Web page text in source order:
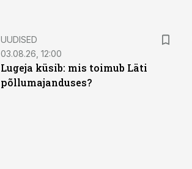
UUDISED
03.08.26, 12:00
Lugeja küsib: mis toimub Läti
põllumajanduses?